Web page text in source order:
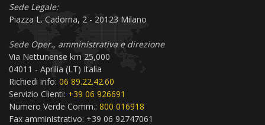
Sede Legale:
Piazza L. Cadorna, 2 - 20123 Milano
Sede Oper., amministrativa e direzione
Via Nettunense km 25,000
04011 - Aprilia (LT) Italia
Richiedi info: 06 89.22.42.60
Servizio Clienti: +39 06 926691
Numero Verde Comm.: 800 016918
Fax amministrativo: +39 06 92747061